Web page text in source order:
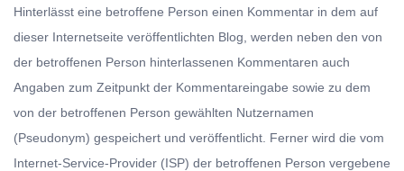
Hinterlässt eine betroffene Person einen Kommentar in dem auf
dieser Internetseite veröffentlichten Blog, werden neben den von
der betroffenen Person hinterlassenen Kommentaren auch
Angaben zum Zeitpunkt der Kommentareingabe sowie zu dem
von der betroffenen Person gewählten Nutzernamen
(Pseudonym) gespeichert und veröffentlicht. Ferner wird die vom
Internet-Service-Provider (ISP) der betroffenen Person vergebene